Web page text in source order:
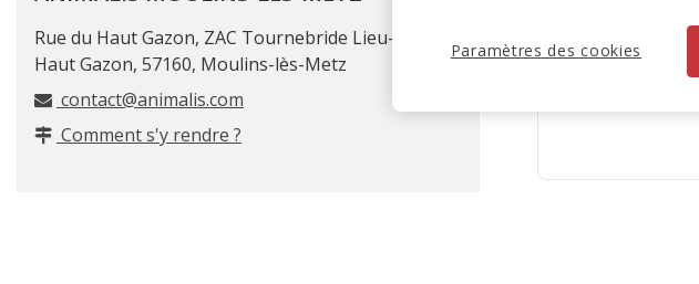
Rue du Haut Gazon, ZAC Tournebride Lieu-dit le
Haut Gazon, 57160, Moulins-lès-Metz
contact@animalis.com
Comment s'y rendre ?
Paramètres des cookies